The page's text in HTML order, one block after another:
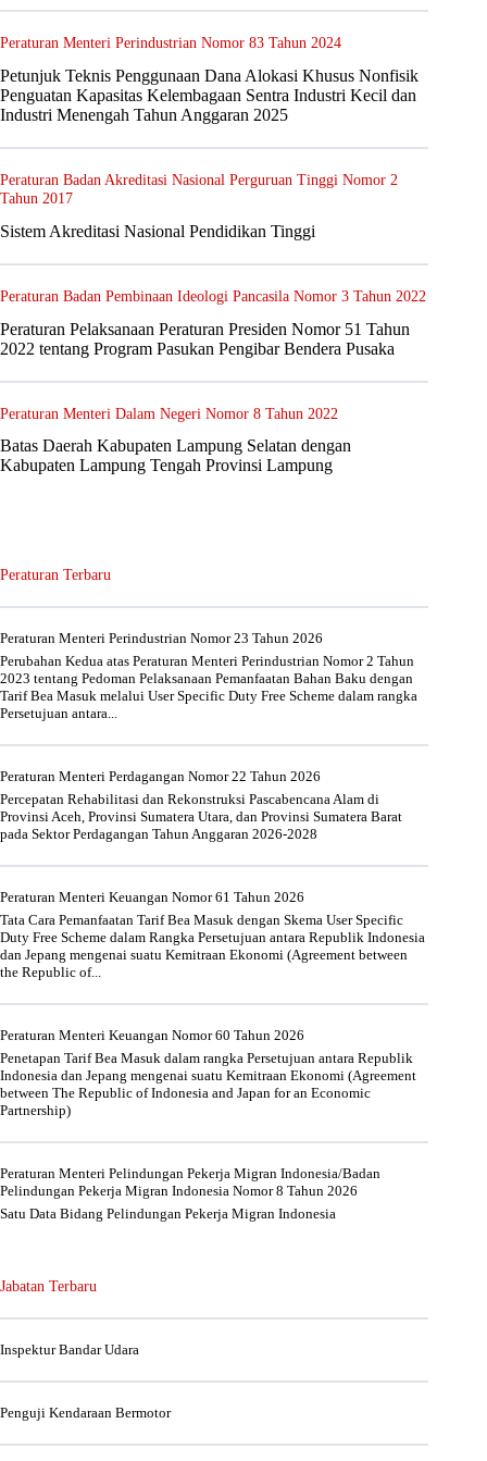
Peraturan Menteri Perindustrian Nomor 83 Tahun 2024
Petunjuk Teknis Penggunaan Dana Alokasi Khusus Nonfisik
Penguatan Kapasitas Kelembagaan Sentra Industri Kecil dan
Industri Menengah Tahun Anggaran 2025
Peraturan Badan Akreditasi Nasional Perguruan Tinggi Nomor 2
Tahun 2017
Sistem Akreditasi Nasional Pendidikan Tinggi
Peraturan Badan Pembinaan Ideologi Pancasila Nomor 3 Tahun 2022
Peraturan Pelaksanaan Peraturan Presiden Nomor 51 Tahun
2022 tentang Program Pasukan Pengibar Bendera Pusaka
Peraturan Menteri Dalam Negeri Nomor 8 Tahun 2022
Batas Daerah Kabupaten Lampung Selatan dengan
Kabupaten Lampung Tengah Provinsi Lampung
Peraturan Terbaru
Peraturan Menteri Perindustrian Nomor 23 Tahun 2026
Perubahan Kedua atas Peraturan Menteri Perindustrian Nomor 2 Tahun
2023 tentang Pedoman Pelaksanaan Pemanfaatan Bahan Baku dengan
Tarif Bea Masuk melalui User Specific Duty Free Scheme dalam rangka
Persetujuan antara...
Peraturan Menteri Perdagangan Nomor 22 Tahun 2026
Percepatan Rehabilitasi dan Rekonstruksi Pascabencana Alam di
Provinsi Aceh, Provinsi Sumatera Utara, dan Provinsi Sumatera Barat
pada Sektor Perdagangan Tahun Anggaran 2026-2028
Peraturan Menteri Keuangan Nomor 61 Tahun 2026
Tata Cara Pemanfaatan Tarif Bea Masuk dengan Skema User Specific
Duty Free Scheme dalam Rangka Persetujuan antara Republik Indonesia
dan Jepang mengenai suatu Kemitraan Ekonomi (Agreement between
the Republic of...
Peraturan Menteri Keuangan Nomor 60 Tahun 2026
Penetapan Tarif Bea Masuk dalam rangka Persetujuan antara Republik
Indonesia dan Jepang mengenai suatu Kemitraan Ekonomi (Agreement
between The Republic of Indonesia and Japan for an Economic
Partnership)
Peraturan Menteri Pelindungan Pekerja Migran Indonesia/Badan
Pelindungan Pekerja Migran Indonesia Nomor 8 Tahun 2026
Satu Data Bidang Pelindungan Pekerja Migran Indonesia
Jabatan Terbaru
Inspektur Bandar Udara
Penguji Kendaraan Bermotor